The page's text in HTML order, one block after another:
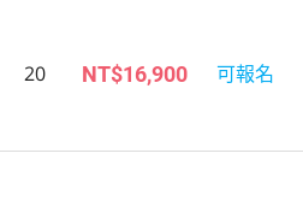
20 NT$16,900 可報名